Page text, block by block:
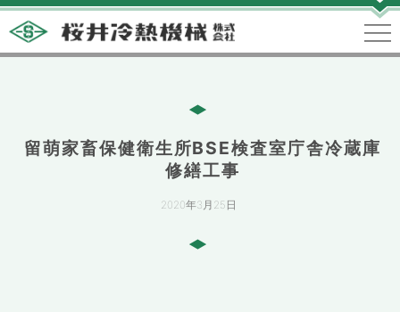
留萌家畜保健衛生所BSE検査室庁舎冷蔵庫
修繕工事
2020年3月25日